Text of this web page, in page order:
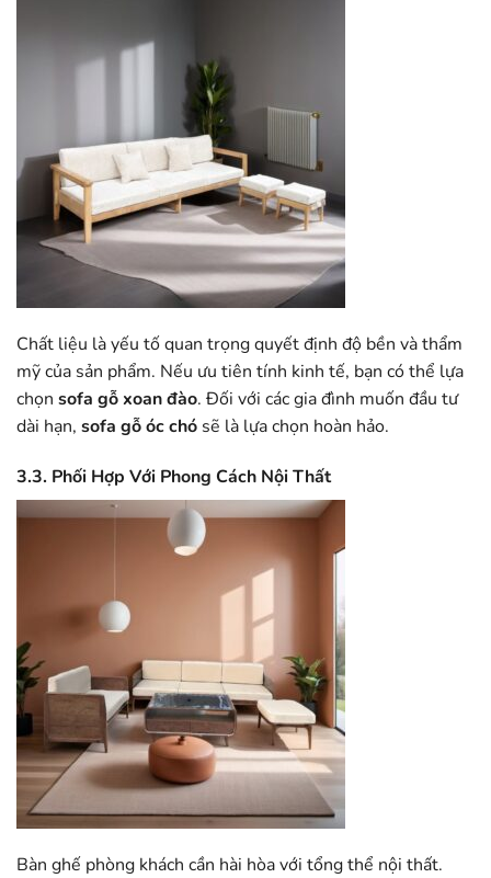
Chất liệu là yếu tố quan trọng quyết định độ bền và thẩm
mỹ của sản phẩm. Nếu ưu tiên tính kinh tế, bạn có thể lựa
chọn sofa gỗ xoan đào. Đối với các gia đình muốn đầu tư
dài hạn, sofa gỗ óc chó sẽ là lựa chọn hoàn hảo.
3.3. Phối Hợp Với Phong Cách Nội Thất
Bàn ghế phòng khách cần hài hòa với tổng thể nội thất.